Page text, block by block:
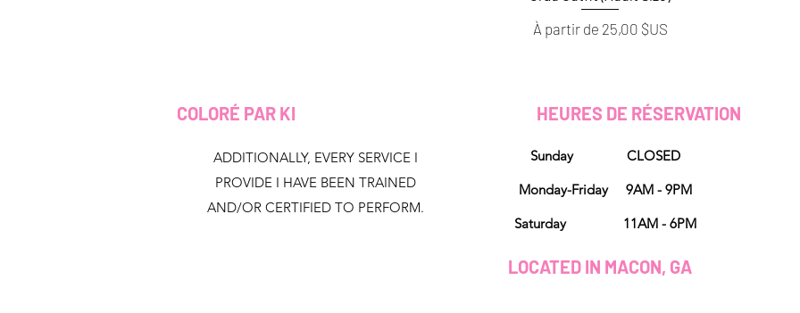
À partir de 25,00 $US
Prix promotionnel
COLORÉ PAR KI
ADDITIONALLY, EVERY SERVICE I
PROVIDE I HAVE BEEN TRAINED
AND/OR CERTIFIED TO PERFORM.
HEURES DE RÉSERVATION
Sunday CLOSED
Monday-Friday 9AM - 9PM
Saturday 11AM - 6PM
LOCATED IN MACON, GA